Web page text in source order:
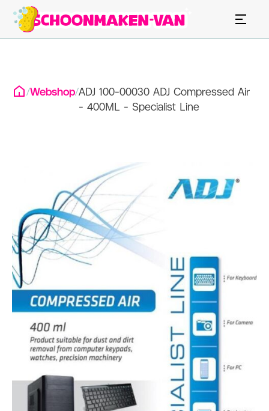
/Webshop/ADJ 100-00030 ADJ Compressed Air
- 400ML - Specialist Line